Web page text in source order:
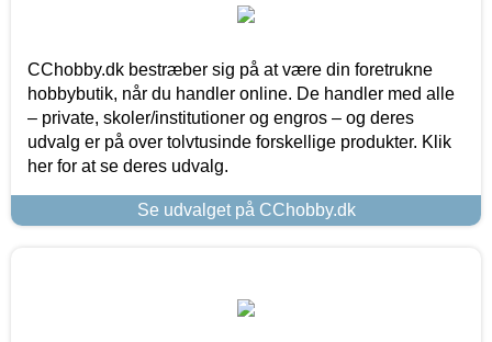
CChobby.dk bestræber sig på at være din foretrukne
hobbybutik, når du handler online. De handler med alle
– private, skoler/institutioner og engros – og deres
udvalg er på over tolvtusinde forskellige produkter. Klik
her for at se deres udvalg.
Se udvalget på CChobby.dk